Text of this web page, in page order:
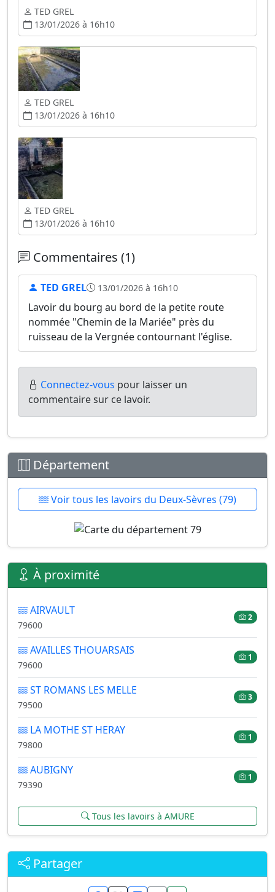
TED GREL
13/01/2026 à 16h10
TED GREL
13/01/2026 à 16h10
TED GREL
13/01/2026 à 16h10
Commentaires (1)
TED GREL 13/01/2026 à 16h10
Lavoir du bourg au bord de la petite route
nommée "Chemin de la Mariée" près du
ruisseau de la Vergnée contournant l'église.
Connectez-vous pour laisser un
commentaire sur ce lavoir.
Département
Voir tous les lavoirs du Deux-Sèvres (79)
À proximité
AIRVAULT
79600
2
AVAILLES THOUARSAIS
79600
1
ST ROMANS LES MELLE
79500
3
LA MOTHE ST HERAY
79800
1
AUBIGNY
79390
1
Tous les lavoirs à AMURE
Partager